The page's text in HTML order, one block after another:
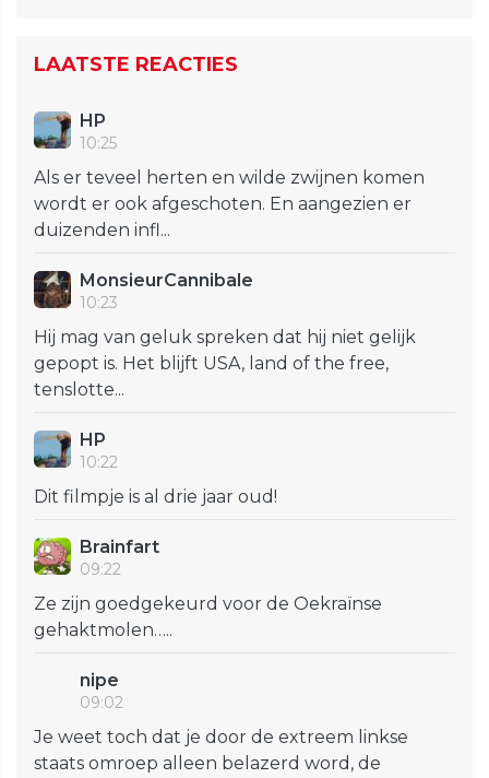
LAATSTE REACTIES
HP
10:25
Als er teveel herten en wilde zwijnen komen
wordt er ook afgeschoten. En aangezien er
duizenden infl...
MonsieurCannibale
10:23
Hij mag van geluk spreken dat hij niet gelijk
gepopt is. Het blijft USA, land of the free,
tenslotte...
HP
10:22
Dit filmpje is al drie jaar oud!
Brainfart
09:22
Ze zijn goedgekeurd voor de Oekraïnse
gehaktmolen…..
nipe
09:02
Je weet toch dat je door de extreem linkse
staats omroep alleen belazerd word, de